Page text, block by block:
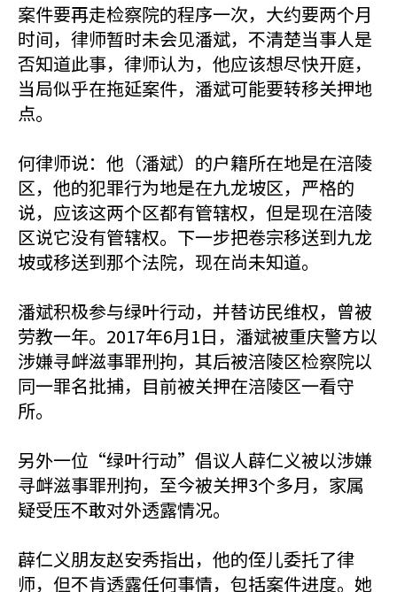
案件要再走检察院的程序一次，大约要两个月
时间，律师暂时未会见潘斌，不清楚当事人是
否知道此事，律师认为，他应该想尽快开庭，
当局似乎在拖延案件，潘斌可能要转移关押地
点。
何律师说：他（潘斌）的户籍所在地是在涪陵
区，他的犯罪行为地是在九龙坡区，严格的
说，应该这两个区都有管辖权，但是现在涪陵
区说它没有管辖权。下一步把卷宗移送到九龙
坡或移送到那个法院，现在尚未知道。
潘斌积极参与绿叶行动，并替访民维权，曾被
劳教一年。2017年6月1日，潘斌被重庆警方以
涉嫌寻衅滋事罪刑拘，其后被涪陵区检察院以
同一罪名批捕，目前被关押在涪陵区一看守
所。
另外一位“绿叶行动”倡议人薜仁义被以涉嫌
寻衅滋事罪刑拘，至今被关押3个多月，家属
疑受压不敢对外透露情况。
薜仁义朋友赵安秀指出，他的侄儿委托了律
师，但不肯透露任何事情，包括案件进度。她